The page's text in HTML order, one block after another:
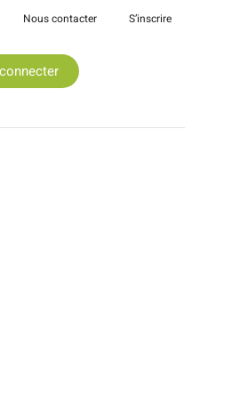
Nous contacter S’inscrire